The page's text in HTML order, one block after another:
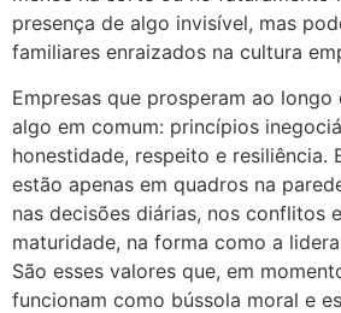
presença de algo invisível, mas
familiares enraizados na cultura
Empresas que prosperam ao longo
algo em comum: princípios
honestidade, respeito e resiliência.
estão apenas em quadros na
nas decisões diárias, nos conflitos
maturidade, na forma como a
São esses valores que, em
funcionam como bússola moral e